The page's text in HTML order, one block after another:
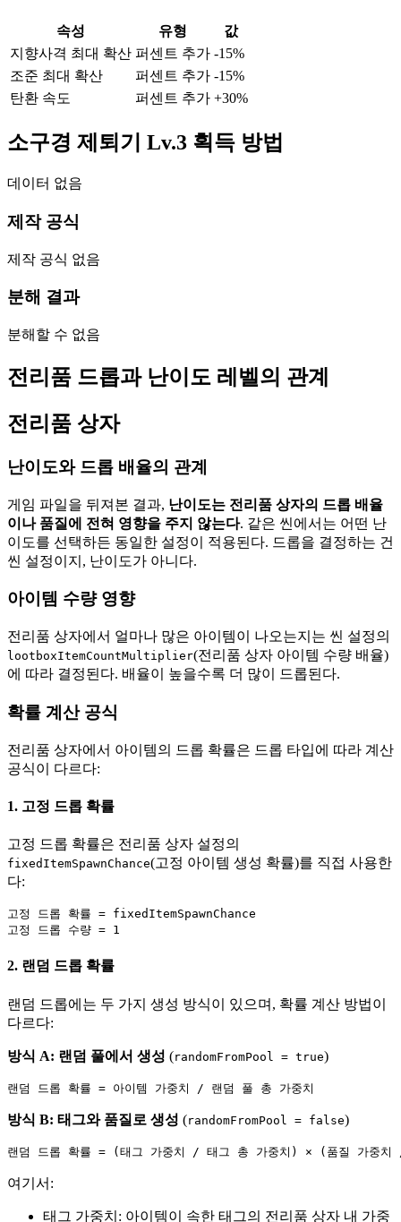
속성 유형
값
지향사격 최대 확산 퍼센트 추가 -15%
조준 최대 확산
퍼센트 추가 -15%
탄환 속도
퍼센트 추가 +30%
소구경 제퇴기 Lv.3 획득 방법
데이터 없음
제작 공식
제작 공식 없음
분해 결과
분해할 수 없음
전리품 드롭과 난이도 레벨의 관계
전리품 상자
난이도와 드롭 배율의 관계
게임 파일을 뒤져본 결과, 난이도는 전리품 상자의 드롭 배율
이나 품질에 전혀 영향을 주지 않는다. 같은 씬에서는 어떤 난
이도를 선택하든 동일한 설정이 적용된다. 드롭을 결정하는 건
씬 설정이지, 난이도가 아니다.
아이템 수량 영향
전리품 상자에서 얼마나 많은 아이템이 나오는지는 씬 설정의
lootboxItemCountMultiplier(전리품 상자 아이템 수량 배율)
에 따라 결정된다. 배율이 높을수록 더 많이 드롭된다.
확률 계산 공식
전리품 상자에서 아이템의 드롭 확률은 드롭 타입에 따라 계산
공식이 다르다:
1. 고정 드롭 확률
고정 드롭 확률은 전리품 상자 설정의
fixedItemSpawnChance(고정 아이템 생성 확률)를 직접 사용한
다:
고정 드롭 확률 = fixedItemSpawnChance
2. 랜덤 드롭 확률
랜덤 드롭에는 두 가지 생성 방식이 있으며, 확률 계산 방법이
다르다:
방식 A: 랜덤 풀에서 생성 (randomFromPool = true)
방식 B: 태그와 품질로 생성 (randomFromPool = false)
여기서:
태그 가중치: 아이템이 속한 태그의 전리품 상자 내 가중